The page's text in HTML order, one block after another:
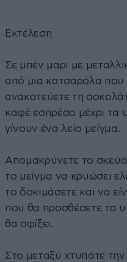
Εκτέλεση
Σε μπέν μαρι με
από μια κατσαρόλα που
ανακατεύετε τη
καφέ εσπρέσο μέχρι τα
γίνουν ένα λείο μείγμα.
Απομακρύνετε το
το μείγμα να κρυώσει
το δοκιμάσετε και να
που θα προσθέσετε τα
θα σφίξει.
Στο μεταξύ χτυπάτε